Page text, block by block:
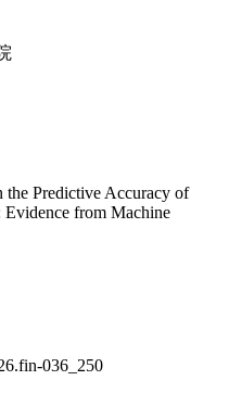
the Predictive Accuracy of
from Machine
036_250